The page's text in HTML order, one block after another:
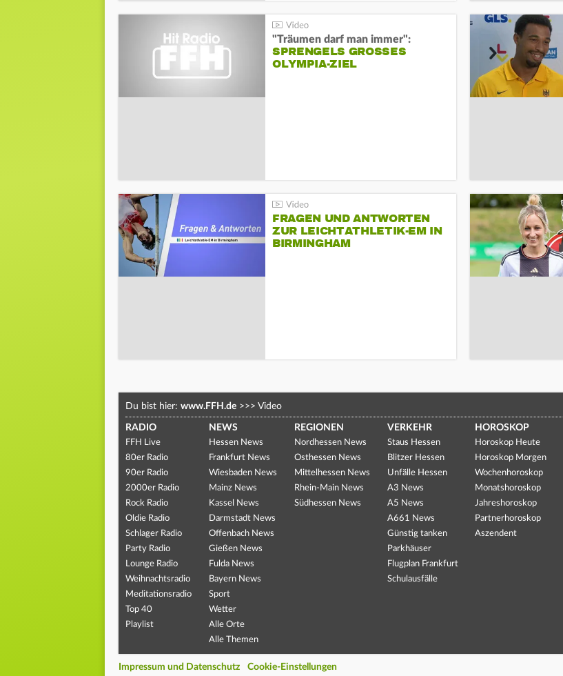
"Träumen darf man immer":
SPRENGELS GROSSES O
LYMPIA-ZIEL
FRAGEN UND ANTWORTEN
ZUR LEICHTATHLETIK-EM IN
BIRMINGHAM
Du bist hier: www.FFH.de >>> Video
RADIO
FFH Live
80er Radio
90er Radio
2000er Radio
Rock Radio
Oldie Radio
Schlager Radio
Party Radio
Lounge Radio
Weihnachtsradio
Meditationsradio
Top 40
Playlist
NEWS
Hessen News
Frankfurt News
Wiesbaden News
Mainz News
Kassel News
Darmstadt News
Offenbach News
Gießen News
Fulda News
Bayern News
Sport
Wetter
Alle Orte
Alle Themen
REGIONEN
Nordhessen News
Osthessen News
Mittelhessen News
Rhein-Main News
Südhessen News
VERKEHR
Staus Hessen
Blitzer Hessen
Unfälle Hessen
A3 News
A5 News
A661 News
Günstig tanken
Parkhäuser
Flugplan Frankfurt
Schulausfälle
HOROSKOP
Horoskop Heute
Horoskop Morgen
Wochenhoroskop
Monatshoroskop
Jahreshoroskop
Partnerhoroskop
Aszendent
Impressum und Datenschutz Cookie-Einstellungen